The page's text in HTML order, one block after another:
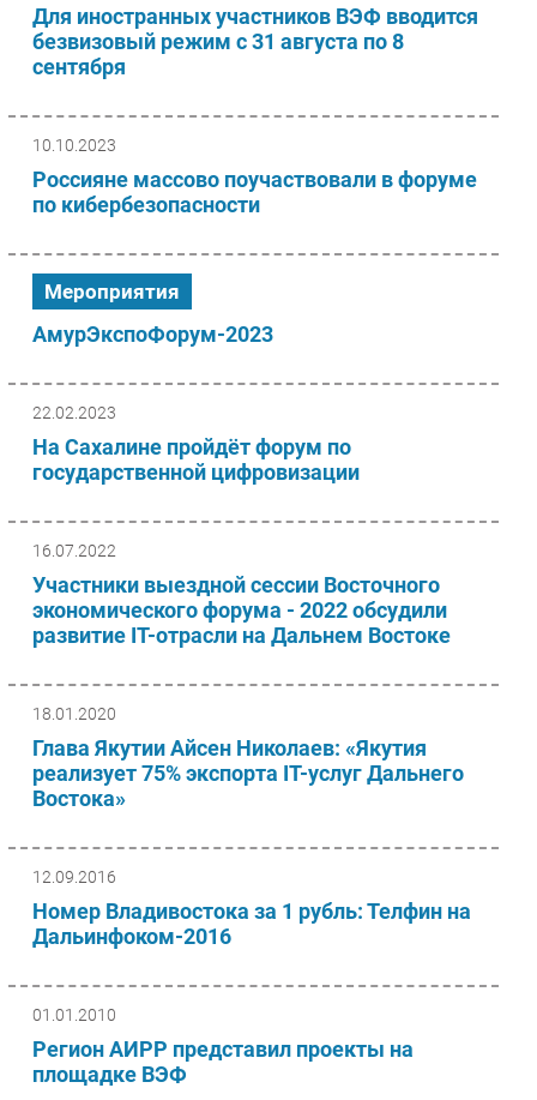
Новости
Аналитика
Мероприятия
Проекты
IT класс
Каталог компаний
Для иностранных участников ВЭФ вводится
безвизовый режим с 31 августа по 8
сентября
10.10.2023
Россияне массово поучаствовали в форуме
по кибербезопасности
Мероприятия
АмурЭкспоФорум-2023
22.02.2023
На Сахалине пройдёт форум по
государственной цифровизации
16.07.2022
Участники выездной сессии Восточного
экономического форума - 2022 обсудили
развитие IT-отрасли на Дальнем Востоке
18.01.2020
Глава Якутии Айсен Николаев: «Якутия
реализует 75% экспорта IT-услуг Дальнего
Востока»
12.09.2016
Номер Владивостока за 1 рубль: Телфин на
Дальинфоком-2016
01.01.2010
Регион АИРР представил проекты на
площадке ВЭФ